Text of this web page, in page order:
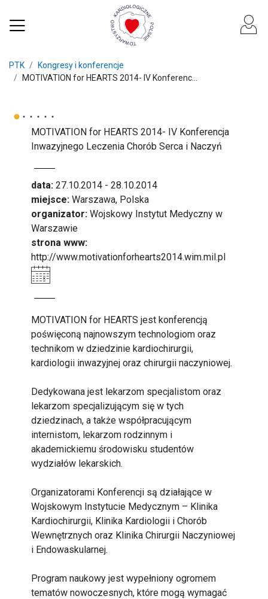
PTK
Kongresy i konferencje
MOTIVATION for HEARTS 2014- IV Konferenc...
MOTIVATION for HEARTS 2014- IV Konferencja
Inwazyjnego Leczenia Chorób Serca i Naczyń
data: 27.10.2014 - 28.10.2014
miejsce: Warszawa, Polska
organizator: Wojskowy Instytut Medyczny w
Warszawie
strona www:
http://www.motivationforhearts2014.wim.mil.pl
MOTIVATION for HEARTS jest konferencją
poświęconą najnowszym technologiom oraz
technikom w dziedzinie kardiochirurgii,
kardiologii inwazyjnej oraz chirurgii naczyniowej.
Dedykowana jest lekarzom specjalistom oraz
lekarzom specjalizującym się w tych
dziedzinach, a także współpracującym
internistom, lekarzom rodzinnym i
akademickiemu środowisku studentów
wydziałów lekarskich.
Organizatorami Konferencji są działające w
Wojskowym Instytucie Medycznym – Klinika
Kardiochirurgii, Klinika Kardiologii i Chorób
Wewnętrznych oraz Klinika Chirurgii Naczyniowej
i Endowaskularnej.
Program naukowy jest wypełniony ogromem
tematów nowoczesnych, które mogą wymagać